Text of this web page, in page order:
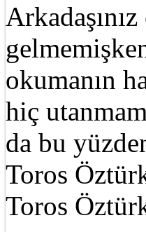
okumanın
hiç
da bu
Toros
Toros